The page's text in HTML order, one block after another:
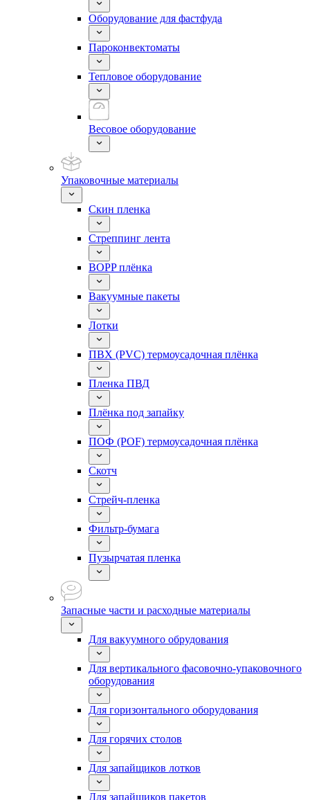
Оборудование для фастфуда
Пароконвектоматы
Тепловое оборудование
Весовое оборудование
Упаковочные материалы
Скин пленка
Стреппинг лента
BOPP плёнка
Вакуумные пакеты
Лотки
ПВХ (PVC) термоусадочная плёнка
Пленка ПВД
Плёнка под запайку
ПОФ (POF) термоусадочная плёнка
Скотч
Стрейч-пленка
Фильтр-бумага
Пузырчатая пленка
Запасные части и расходные материалы
Для вакуумного обрудования
Для вертикального фасовочно-упаковочного
оборудования
Для горизонтального оборудования
Для горячих столов
Для запайщиков лотков
Для запайщиков пакетов